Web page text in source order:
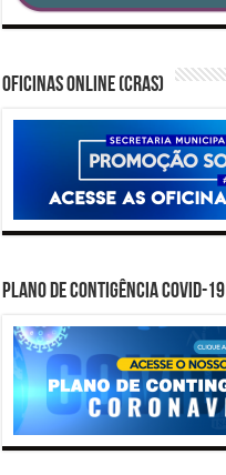
Oficinas Online (CRAS)
PLANO DE CONTIGÊNCIA COVID-19